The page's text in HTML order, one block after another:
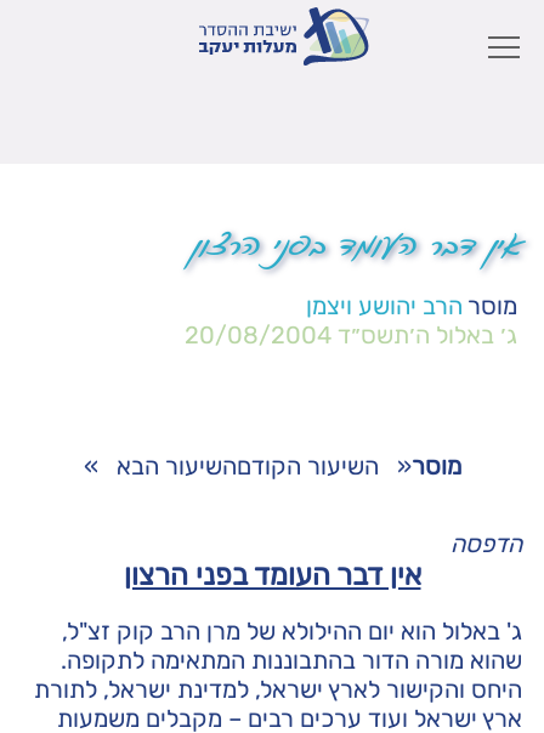
אין דבר העומד בפני הרצון
מוסר הרב יהושע ויצמן
ג׳ באלול ה׳תשס״ד 20/08/2004
מוסר« השיעור הקודםהשיעור הבא »
הדפסה
אין דבר העומד בפני הרצון
ג' באלול הוא יום ההילולא של מרן הרב קוק זצ"ל,
שהוא מורה הדור בהתבוננות המתאימה לתקופה.
היחס והקישור לארץ ישראל, למדינת ישראל, לתורת
ארץ ישראל ועוד ערכים רבים – מקבלים משמעות